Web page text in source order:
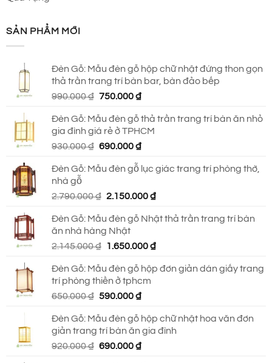
SẢN PHẨM MỚI
Đèn Gỗ: Mẫu đèn gỗ hộp chữ nhật đứng thon gọn
thả trần trang trí bàn bar, bàn đảo bếp
990.000₫ Giá
là:
990.000 ₫.
750.000₫Giá
tại
là:
750.000 ₫.
Đèn Gỗ: Mẫu đèn gỗ thả trần trang trí bàn ăn nhỏ
gia đình giá rẻ ở TPHCM
930.000₫ Giá
là:
690.000₫Giá
tại
690.000 ₫.
Đèn Gỗ: Mẫu đèn gỗ lục giác trang trí phòng thờ,
nhà gỗ
2.790.000₫ Giá
là:
2.790.000 ₫.
2.150.000₫Giá
tại
2.150.000 ₫.
Đèn Gỗ: Mẫu đèn gỗ Nhật thả trần trang trí bàn
ăn nhà hàng Nhật
2.145.000₫
Giá
là:
2.145.000 ₫.
1.650.000₫Giá
tại
Đèn Gỗ: Mẫu đèn gỗ hộp đơn giản dán giấy trang
trí phòng thiền ở tphcm
650.000₫ Giá
là:
650.000 ₫.
590.000₫Giá
tại
là:
590.000 ₫.
Đèn Gỗ: Mẫu đèn gỗ hộp chữ nhật hoa văn đơn
giản trang trí bàn ăn gia đình
920.000₫ Giá
690.000₫Giá